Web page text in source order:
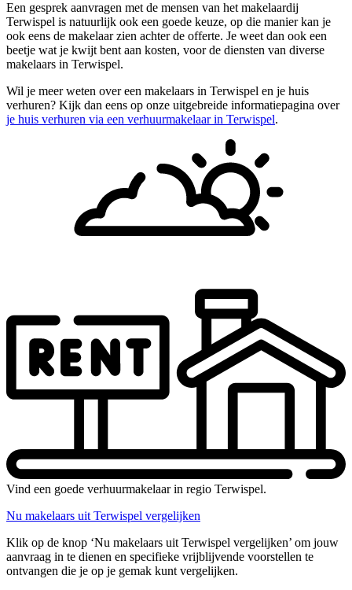
Een gesprek aanvragen met de mensen van het makelaardij
Terwispel is natuurlijk ook een goede keuze, op die manier kan je
ook eens de makelaar zien achter de offerte. Je weet dan ook een
beetje wat je kwijt bent aan kosten, voor de diensten van diverse
makelaars in Terwispel.
Wil je meer weten over een makelaars in Terwispel en je huis
verhuren? Kijk dan eens op onze uitgebreide informatiepagina over
je huis verhuren via een verhuurmakelaar in Terwispel.
Vind een goede verhuurmakelaar in regio Terwispel.
Nu makelaars uit Terwispel vergelijken
Klik op de knop ‘Nu makelaars uit Terwispel vergelijken’ om jouw
aanvraag in te dienen en specifieke vrijblijvende voorstellen te
ontvangen die je op je gemak kunt vergelijken.